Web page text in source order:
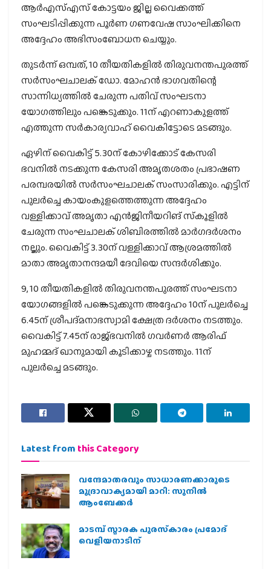
ആര്‍എസ്എസ് കോട്ടയം ജില്ല വൈക്കത്ത്
സംഘടിപ്പിക്കുന്ന പൂര്‍ണ ഗണവേഷ സാംഘിക്കിനെ
അദ്ദേഹം അഭിസംബോധന ചെയ്യും.
തുടര്‍ന്ന് ഒമ്പത്, 10 തീയതികളില്‍ തിരുവനന്തപുരത്ത്
സര്‍സംഘചാലക് ഡോ. മോഹന്‍ ഭാഗവതിന്റെ
സാന്നിധ്യത്തില്‍ ചേരുന്ന പതിവ് സംഘടനാ
യോഗത്തിലും പങ്കെടുക്കും. 11ന് എറണാകുളത്ത്
എത്തുന്ന സര്‍കാര്യവാഹ് വൈകിട്ടോടെ മടങ്ങും.
ഏഴിന് വൈകിട്ട് 5.30ന് കോഴിക്കോട് കേസരി
ഭവനില്‍ നടക്കുന്ന കേസരി അമൃതശതം പ്രഭാഷണ
പരമ്പരയില്‍ സര്‍സംഘചാലക് സംസാരിക്കും. എട്ടിന്
പുലര്‍ച്ചെ കായംകുളത്തെത്തുന്ന അദ്ദേഹം
വള്ളിക്കാവ് അമൃതാ എന്‍ജിനീയറിങ് സ്‌കൂളില്‍
ചേരുന്ന സംഘചാലക് ശിബിരത്തില്‍ മാര്‍ഗദര്‍ശനം
നല്കും. വൈകിട്ട് 3.30ന് വള്ളിക്കാവ് ആശ്രമത്തില്‍
മാതാ അമൃതാനന്ദമയീ ദേവിയെ സന്ദര്‍ശിക്കും.
9, 10 തീയതികളില്‍ തിരുവനന്തപുരത്ത് സംഘടനാ
യോഗങ്ങളില്‍ പങ്കെടുക്കുന്ന അദ്ദേഹം 10ന് പുലര്‍ച്ചെ
6.45ന് ശ്രീപദ്മനാഭസ്വാമി ക്ഷേത്ര ദര്‍ശനം നടത്തും.
വൈകിട്ട് 7.45ന് രാജ്ഭവനില്‍ ഗവര്‍ണര്‍ ആരിഫ്
മുഹമ്മദ് ഖാനുമായി കൂടിക്കാഴ്ച നടത്തും. 11ന്
പുലര്‍ച്ചെ മടങ്ങും.
Latest from this Category
വന്ദേമാതരവും സാധാരണക്കാരുടെ
മുദ്രാവാക്യമായി മാറി: സുനിൽ
ആംബേക്കർ
മാടമ്പ് സ്മാരക പുരസ്‌കാരം പ്രമോദ്
വെളിയനാടിന്